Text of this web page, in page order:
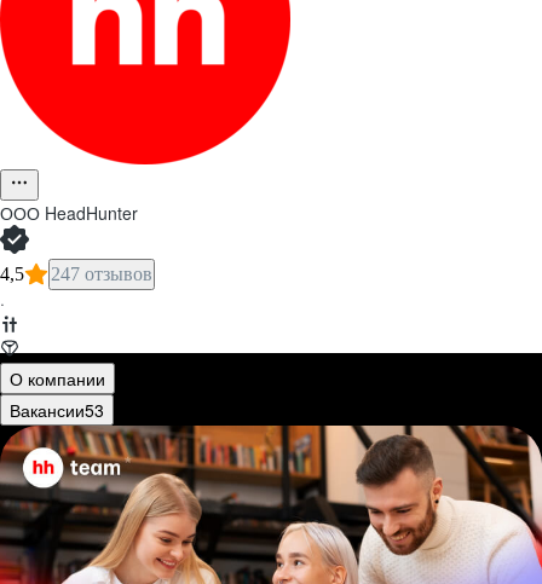
ООО HeadHunter
4,5 247 отзывов
·
О компании
Вакансии53